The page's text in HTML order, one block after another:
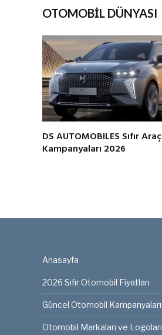
OTOMOBİL DÜNYASI
DS AUTOMOBILES Sıfır Araç
Kampanyaları 2026
Anasayfa
2026 Sıfır Otomobil Fiyatları
Güncel Otomobil Kampanyaları
Otomobil Markaları ve Logoları